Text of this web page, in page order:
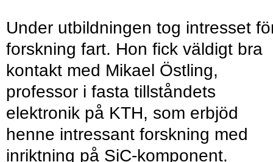
Under utbildningen tog intresset
forskning fart. Hon fick väldigt bra
kontakt med Mikael Östling,
professor i fasta tillståndets
elektronik på KTH, som erbjöd
henne intressant forskning med
inriktning på SiC-komponent.